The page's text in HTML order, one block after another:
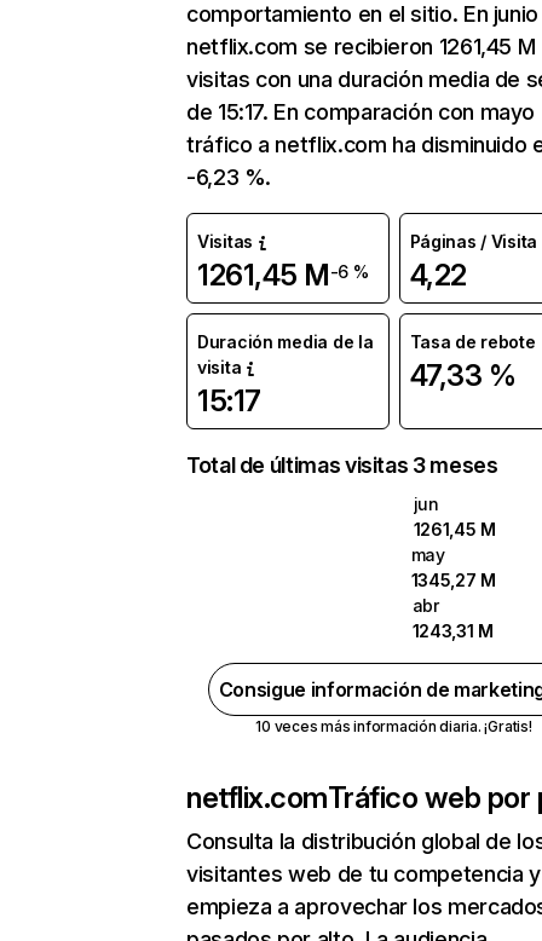
comportamiento en el sitio. En junio
netflix.com se recibieron 1261,45 M
visitas con una duración media de
de 15:17. En comparación con mayo
tráfico a netflix.com ha disminuido
-6,23 %.
Visitas
1261,45 M-6 %
Páginas / Visita
4,22
Duración media de la
visita
15:17
Tasa de rebote
47,33 %
Total de últimas visitas 3 meses
jun
1261,45 M
may
1345,27 M
abr
1243,31 M
Consigue información de
10 veces más información diaria. ¡Gratis!
netflix.comTráfico web por
Consulta la distribución global de
visitantes web de tu competencia y
empieza a aprovechar los